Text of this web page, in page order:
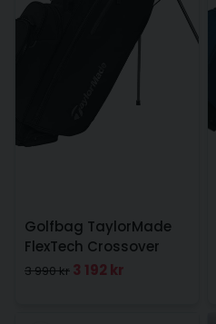
Golfbag TaylorMade
FlexTech Crossover
Stand bag I Svart
3 990 kr 3 192 kr